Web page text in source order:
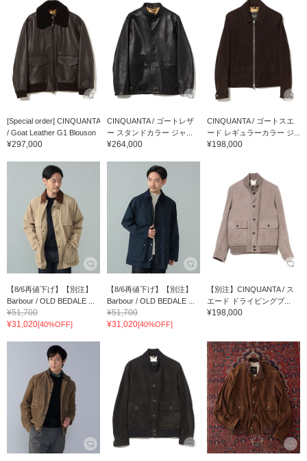
[Special order] CINQUANTA
/ Goat Leather G1 Blouson
¥297,000
CINQUANTA / ゴートレザ
ー スタンドカラー ジャ...
¥264,000
CINQUANTA / ゴートスエ
ード レギュラーカラー ジ...
¥198,000
【8/6再値下げ】【別注】
Barbour / OLD BEDALE ...
¥51,700
¥31,020[40%OFF]
【8/6再値下げ】【別注】
Barbour / OLD BEDALE ...
¥51,700
¥31,020[40%OFF]
【別注】CINQUANTA / ス
エード ドライビングブ...
¥198,000